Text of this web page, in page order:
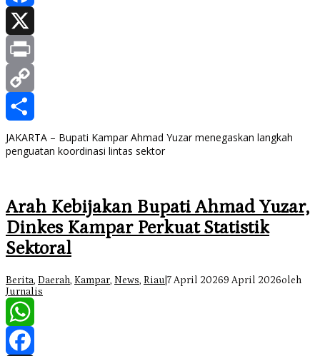
Facebook
X
Print
Copy
Link
Share
JAKARTA – Bupati Kampar Ahmad Yuzar menegaskan langkah
penguatan koordinasi lintas sektor
Arah Kebijakan Bupati Ahmad Yuzar,
Dinkes Kampar Perkuat Statistik
Sektoral
Berita, Daerah, Kampar, News, Riau 7 April 20269 April 2026oleh
Jurnalis
WhatsApp